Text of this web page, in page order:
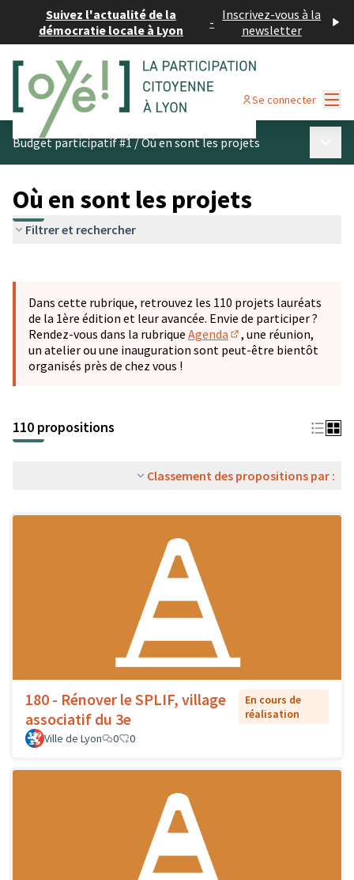
Suivez l'actualité de la
démocratie locale à Lyon
- Inscrivez-vous à la
newsletter
Se connecter
Budget participatif #1/Où en sont les projets
Où en sont les projets
Filtrer et rechercher
−
Dans cette rubrique, retrouvez les 110 projets lauréats
de la 1ère édition et leur avancée. Envie de participer ?
Rendez-vous dans la rubrique Agenda
(S'ouvre dans un
, une réunion,
un atelier ou une inauguration sont peut-être bientôt
organisés près de chez vous !
110 propositions
Classement des propositions par :
180 - Rénover le SPLIF, village
associatif du 3e
En cours de
réalisation
Ville de Lyon
0 0